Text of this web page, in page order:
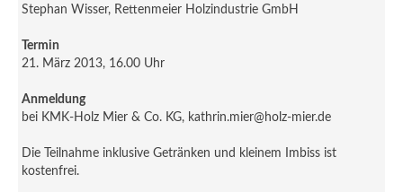
Stephan Wisser, Rettenmeier Holzindustrie GmbH
Termin
21. März 2013, 16.00 Uhr
Anmeldung
bei KMK-Holz Mier & Co. KG, kathrin.mier@holz-mier.de
Die Teilnahme inklusive Getränken und kleinem Imbiss ist
kostenfrei.